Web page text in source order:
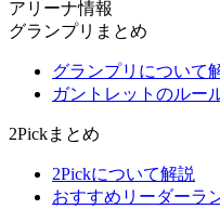
アリーナ情報
グランプリまとめ
グランプリについて
ガントレットのルー
2Pickまとめ
2Pickについて解説
おすすめリーダーラ